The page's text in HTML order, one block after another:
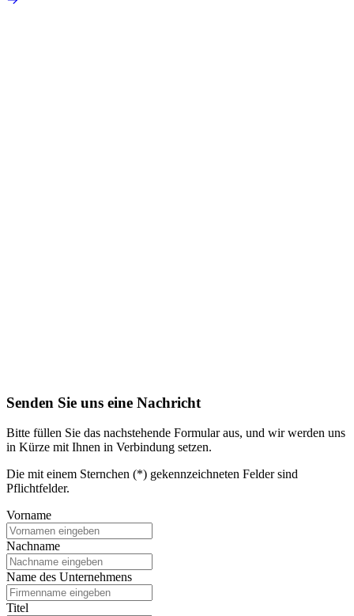
Senden Sie uns eine Nachricht
Bitte füllen Sie das nachstehende Formular aus, und wir werden uns
in Kürze mit Ihnen in Verbindung setzen.
Die mit einem Sternchen (*) gekennzeichneten Felder sind
Pflichtfelder.
Vorname
Nachname
Name des Unternehmens
Titel